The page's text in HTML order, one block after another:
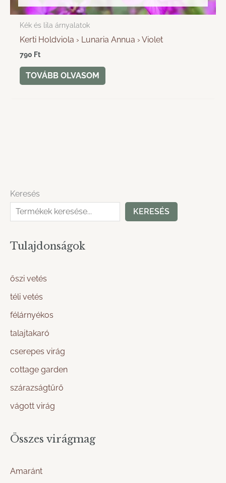
Keresés
KERESÉS
Tulajdonságok
őszi vetés
téli vetés
félárnyékos
talajtakaró
cserepes virág
cottage garden
szárazságtűrő
vágott virág
Összes virágmag
Amaránt
Kék és lila árnyalatok
Kerti Holdviola › Lunaria Annua › Violet
790 Ft
TOVÁBB OLVASOM